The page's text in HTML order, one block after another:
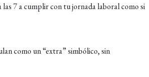
7 a cumplir con tu jornada laboral como si
como un “extra” simbólico, sin